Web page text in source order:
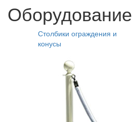
Оборудование
Столбики ограждения и
конусы